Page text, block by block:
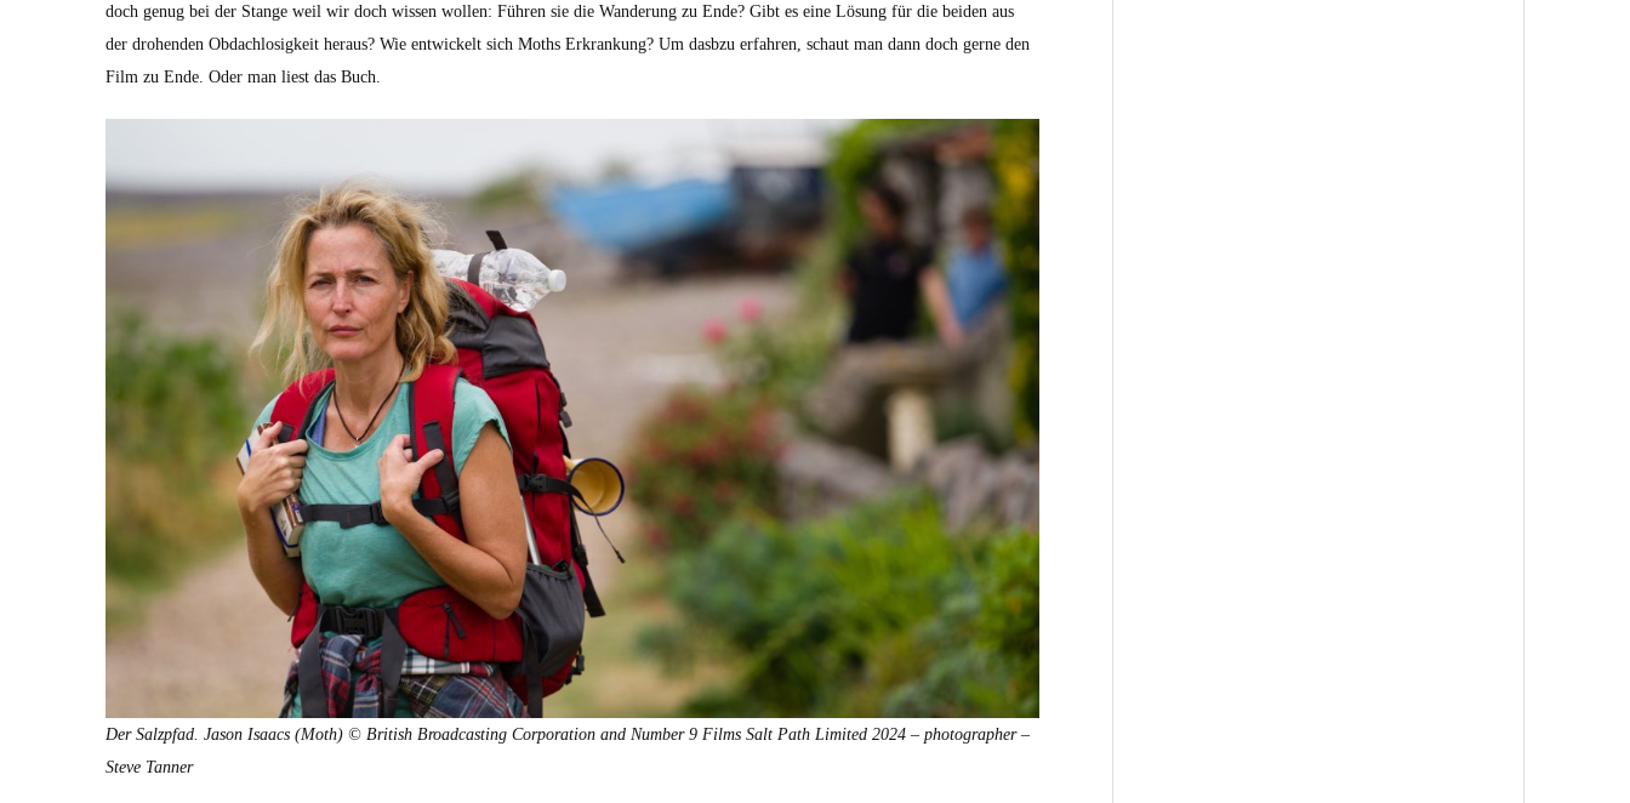
doch genug bei der Stange weil wir doch wis­sen wollen: Führen sie die Wan­derung zu Ende? Gibt es eine Lösung für die bei­den aus
der dro­hen­den Obdachlosigkeit her­aus? Wie entwick­elt sich Moths Erkrankung? Um das­bzu erfahren, schaut man dann doch gerne den
Film zu Ende. Oder man liest das Buch.
Der Salzp­fad. Jason Isaacs (Moth) © British Broad­cast­ing Cor­po­ra­tion and Num­ber 9 Films Salt Path Lim­it­ed 2024 – pho­tog­ra­ph­er –
Steve Tan­ner